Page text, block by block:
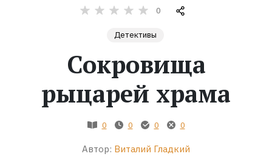
Экранизации
0
Детективы
Сокровища
рыцарей храма
0 0 0 0
Автор: Виталий Гладкий